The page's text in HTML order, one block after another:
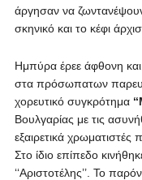
άργησαν να
σκηνικό και το κέφι
Ημπύρα έρεε άφθονη
στα πρόσωπατων
χορευτικό συγκρότημα
Βουλγαρίας με τις
εξαιρετικά χρωματιστές
Στο ίδιο επίπεδο
‘‘Αριστοτέλης’’. Το